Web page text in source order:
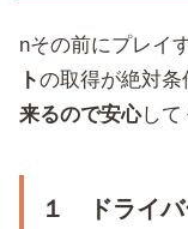
nその前にプレイ
トの取得が絶対
来るので安心して
１ ドライバ